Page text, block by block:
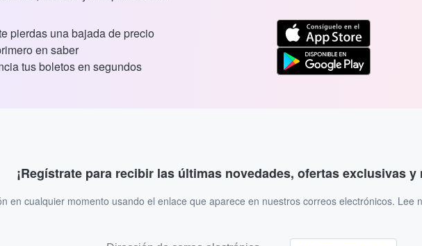
pierdas una bajada de precio
en saber
tus boletos en segundos
¡Regístrate para recibir las últimas novedades, ofertas exclusivas y
en cualquier momento usando el enlace que aparece en nuestros correos electrónicos. Lee